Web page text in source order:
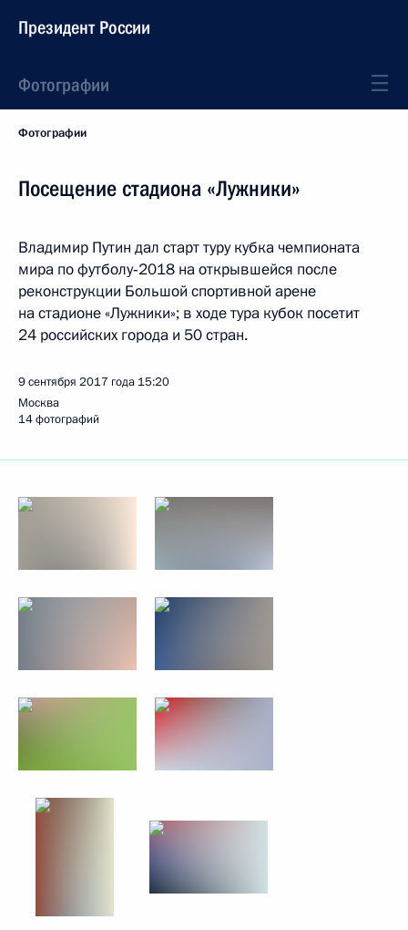
Президент России
Фотографии
Фотографии
Посещение стадиона «Лужники»
Владимир Путин дал старт туру кубка чемпионата
мира по футболу‑2018 на открывшейся после
реконструкции Большой спортивной арене
на стадионе «Лужники»; в ходе тура кубок посетит
24 российских города и 50 стран.
9 сентября 2017 года 15:20
Москва
14 фотографий